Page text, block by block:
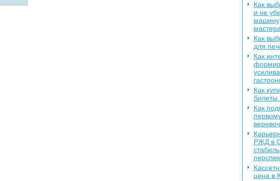
Как
и не
мастера
Как
для
Как
Как
билеты
Как
РЖД в
цена в